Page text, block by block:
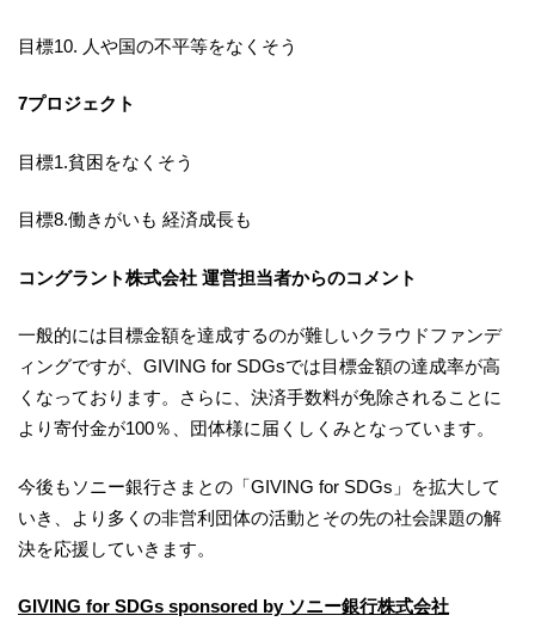
目標10. 人や国の不平等をなくそう
7プロジェクト
目標1.貧困をなくそう
目標8.働きがいも 経済成長も
コングラント株式会社 運営担当者からのコメント
一般的には目標金額を達成するのが難しいクラウドファンデ
ィングですが、GIVING for SDGsでは目標金額の達成率が高
くなっております。さらに、決済手数料が免除されることに
より寄付金が100％、団体様に届くしくみとなっています。
今後もソニー銀行さまとの「GIVING for SDGs」を拡大して
いき、より多くの非営利団体の活動とその先の社会課題の解
決を応援していきます。
GIVING for SDGs sponsored by ソニー銀行株式会社